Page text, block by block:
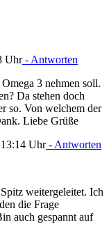
Uhr- Antworten
3 nehmen soll.
Da stehen doch
so. Von welchem der
Liebe Grüße
Uhr- Antworten
weitergeleitet. Ich
die Frage
auch gespannt auf